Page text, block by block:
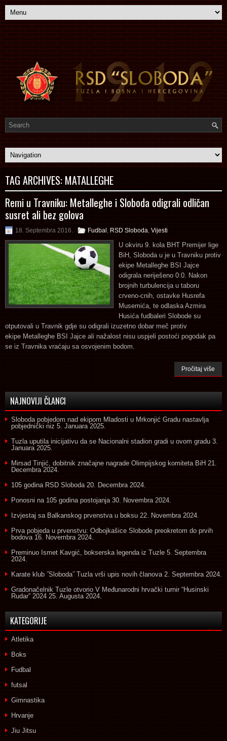
TAG ARCHIVES: MATALLEGHE
Remi u Travniku: Metalleghe i Sloboda odigrali odličan
susret ali bez golova
18. Septembra 2016. Fudbal RSD Sloboda Vijesti
U okviru 9. kola BHT Premijer lige
BiH, Sloboda u je u Travniku protiv
ekipe Metalleghe BSI Jajce
odigrala neriješeno 0:0. Nakon
brojnih turbulencija u taboru
crveno-cnih, ostavke Husrefa
Musemića, te odlaska Azmira
Husića fudbaleri Slobode su
otputovali u Travnik gdje su odigrali izuzetno dobar meč protiv
ekipe Metalleghe BSI Jajce ali nažalost nisu uspjeli postoći pogodak pa
se iz Travnika vraćaju sa osvojenim bodom.
Pročitaj više
NAJNOVIJI ČLANCI
Sloboda pobjedom nad ekipom Mladosti u Mrkonjić Gradu nastavlja
pobjednički niz 5. Januara 2025.
Tuzla uputila inicijativu da se Nacionalni stadion gradi u ovom gradu 3.
Januara 2025.
Mirsad Tinjić, dobitnik značajne nagrade Olimpijskog komiteta BiH 21.
Decembra 2024.
105 godina RSD Sloboda 20. Decembra 2024.
Ponosni na 105 godina postojanja 30. Novembra 2024.
Izvjestaj sa Balkanskog prvenstva u boksu 22. Novembra 2024.
Prva pobjeda u prvenstvu: Odbojkašice Slobode preokretom do prvih
bodova 16. Novembra 2024.
Preminuo Ismet Kavgić, bokserska legenda iz Tuzle 5. Septembra
2024.
Karate klub ˝Sloboda˝ Tuzla vrši upis novih članova 2. Septembra 2024.
Gradonačelnik Tuzle otvorio V Međunarodni hrvački turnir “Husinski
Rudar” 2024 25. Augusta 2024.
KATEGORIJE
Atletika
Boks
Fudbal
futsal
Gimnastika
Hrvanje
Jiu Jitsu